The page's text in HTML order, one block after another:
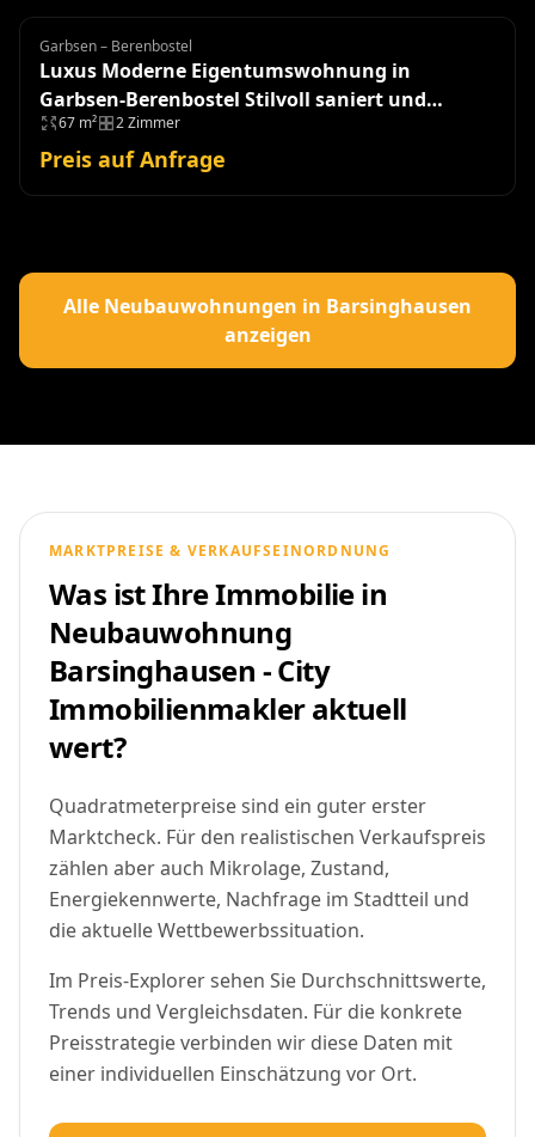
Eigentumswohnung
Garbsen – Berenbostel
Luxus Moderne Eigentumswohnung in
Garbsen-Berenbostel Stilvoll saniert und
einzugsbereit!
67 m² 2 Zimmer
Preis auf Anfrage
Alle Neubauwohnungen in Barsinghausen
anzeigen
MARKTPREISE & VERKAUFSEINORDNUNG
Was ist Ihre Immobilie in
Neubauwohnung
Barsinghausen - City
Immobilienmakler aktuell
wert?
Quadratmeterpreise sind ein guter erster
Marktcheck. Für den realistischen Verkaufspreis
zählen aber auch Mikrolage, Zustand,
Energiekennwerte, Nachfrage im Stadtteil und
die aktuelle Wettbewerbssituation.
Im Preis-Explorer sehen Sie Durchschnittswerte,
Trends und Vergleichsdaten. Für die konkrete
Preisstrategie verbinden wir diese Daten mit
einer individuellen Einschätzung vor Ort.